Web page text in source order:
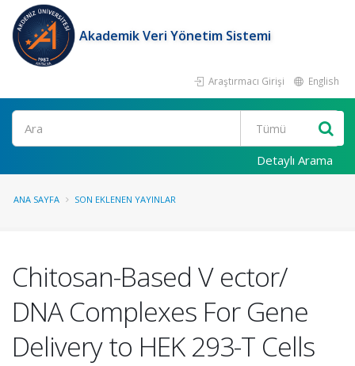
Akademik Veri Yönetim Sistemi
Araştırmacı Girişi English
Ara
Detaylı Arama
ANA SAYFA SON EKLENEN YAYINLAR
Chitosan-Based V ector/
DNA Complexes For Gene
Delivery to HEK 293-T Cells